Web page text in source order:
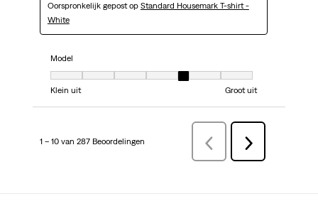
Oorspronkelijk gepost op Standard Housemark T-shirt -
White
Model
Model, 5 van 7, waarbij 1 gelijk is aan Klein uit en 7 gelijk is aan Groot uit
Klein uit
Groot uit
1 – 10 van 287 Beoordelingen VorigeBeoordelingen
Volgende
Beoordelingen